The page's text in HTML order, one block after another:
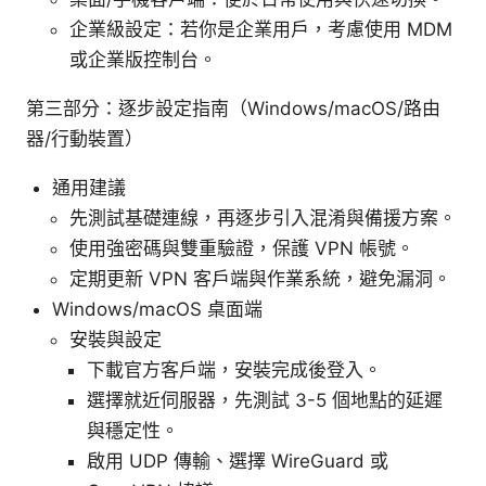
企業級設定：若你是企業用戶，考慮使用 MDM
或企業版控制台。
第三部分：逐步設定指南（Windows/macOS/路由
器/行動裝置）
通用建議
先測試基礎連線，再逐步引入混淆與備援方案。
使用強密碼與雙重驗證，保護 VPN 帳號。
定期更新 VPN 客戶端與作業系統，避免漏洞。
Windows/macOS 桌面端
安裝與設定
下載官方客戶端，安裝完成後登入。
選擇就近伺服器，先測試 3-5 個地點的延遲
與穩定性。
啟用 UDP 傳輸、選擇 WireGuard 或